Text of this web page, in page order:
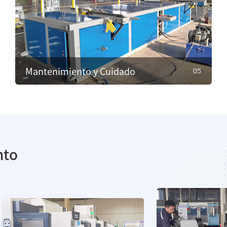
02
Instalación y Ajustes
Nuestro equipo técnico instalará y ajustará el
equipo en el sitio para garantizar una
configuración adecuada y un funcionamiento
sin problemas.
Mantenimiento y Cuidado 05
prevenir fallos. En caso de falla, ofrecemos
servicios de reparación de emergencia para
minimizar el tiempo de inactividad.